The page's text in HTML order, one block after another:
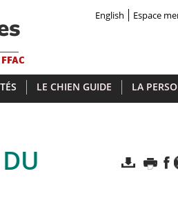
FFAC
English Espace
LE CHIEN GUIDE LA